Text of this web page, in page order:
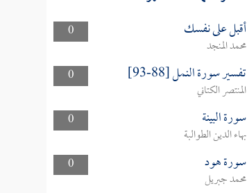
0 أقبل على نفسك
محمد المنجد
0
تفسير سورة النمل [88-93]
المنتصر الكتاني
0
سورة البينة
بهاء الدين الطوالبة
0
سورة هود
محمد جبريل